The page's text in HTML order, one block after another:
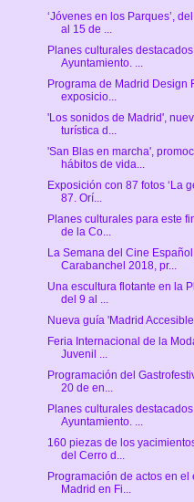
‘Jóvenes en los Parques’,
al 15 de ...
Planes culturales
Ayuntamiento. ...
Programa de Madrid Design
exposicio...
'Los sonidos de Madrid',
turística d...
'San Blas en marcha',
hábitos de vida...
Exposición con 87 fotos ‘La
87. Orí...
Planes culturales para este
de la Co...
La Semana del Cine
Carabanchel 2018, pr...
Una escultura flotante en la
del 9 al ...
Nueva guía 'Madrid
Feria Internacional de la
Juvenil ...
Programación del
20 de en...
Planes culturales
Ayuntamiento. ...
160 piezas de los
del Cerro d...
Programación de actos en el
Madrid en Fi...